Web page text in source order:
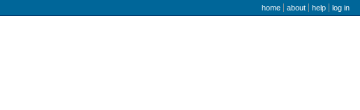
user menu
home about help log in